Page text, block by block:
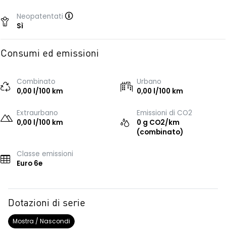
Neopatentati
Sì
Consumi ed emissioni
Combinato
0,00 l/100 km
Urbano
0,00 l/100 km
Extraurbano
0,00 l/100 km
Emissioni di CO2
0 g CO2/km
(combinato)
Classe emissioni
Euro 6e
Dotazioni di serie
Mostra / Nascondi